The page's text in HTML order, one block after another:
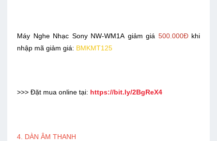
Máy Nghe Nhạc Sony NW-WM1A giảm giá 500.000Đkhi
nhập mã giảm giá: BMKMT125
>>> Đặt mua online tại: https://bit.ly/2BgReX4
4. DÀN ÂM THANH